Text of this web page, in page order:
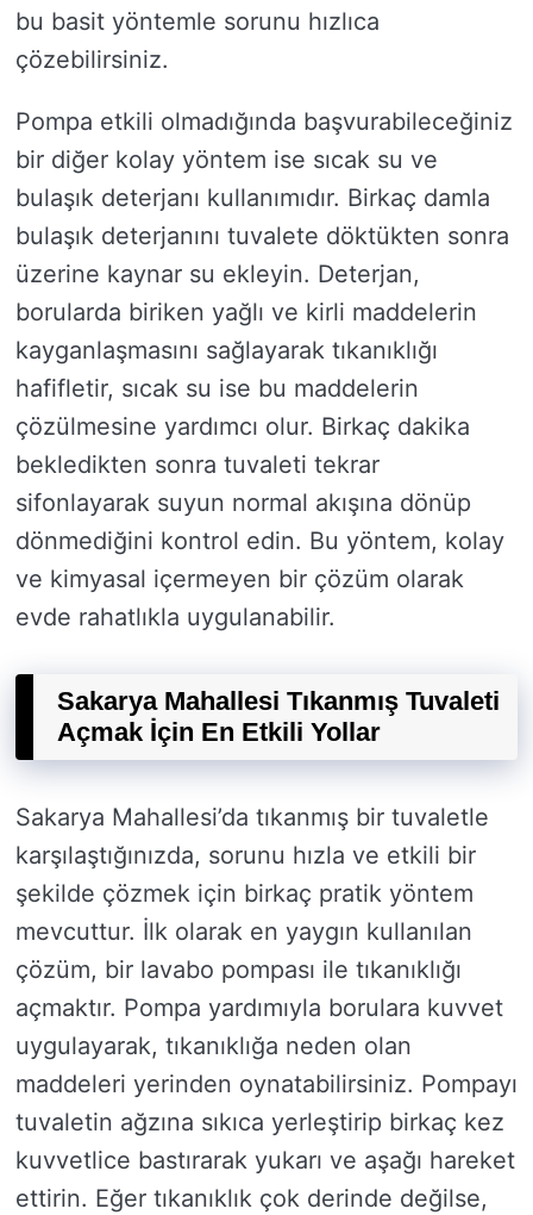
bu basit yöntemle sorunu hızlıca
çözebilirsiniz.
Pompa etkili olmadığında başvurabileceğiniz
bir diğer kolay yöntem ise sıcak su ve
bulaşık deterjanı kullanımıdır. Birkaç damla
bulaşık deterjanını tuvalete döktükten sonra
üzerine kaynar su ekleyin. Deterjan,
borularda biriken yağlı ve kirli maddelerin
kayganlaşmasını sağlayarak tıkanıklığı
hafifletir, sıcak su ise bu maddelerin
çözülmesine yardımcı olur. Birkaç dakika
bekledikten sonra tuvaleti tekrar
sifonlayarak suyun normal akışına dönüp
dönmediğini kontrol edin. Bu yöntem, kolay
ve kimyasal içermeyen bir çözüm olarak
evde rahatlıkla uygulanabilir.
Sakarya Mahallesi Tıkanmış Tuvaleti
Açmak İçin En Etkili Yollar
Sakarya Mahallesi’da tıkanmış bir tuvaletle
karşılaştığınızda, sorunu hızla ve etkili bir
şekilde çözmek için birkaç pratik yöntem
mevcuttur. İlk olarak en yaygın kullanılan
çözüm, bir lavabo pompası ile tıkanıklığı
açmaktır. Pompa yardımıyla borulara kuvvet
uygulayarak, tıkanıklığa neden olan
maddeleri yerinden oynatabilirsiniz. Pompayı
tuvaletin ağzına sıkıca yerleştirip birkaç kez
kuvvetlice bastırarak yukarı ve aşağı hareket
ettirin. Eğer tıkanıklık çok derinde değilse,